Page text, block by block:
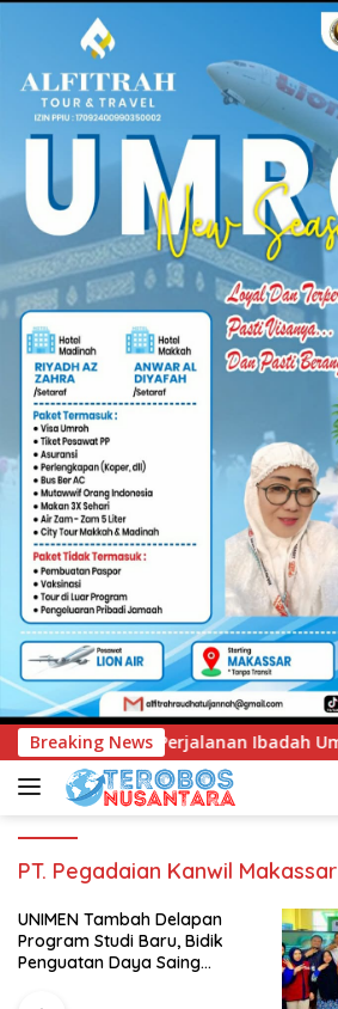
Breaking News
Umrah Tanpa Izin ke Kejaksaan
PT. Pegadaian Kanwil Makassar
UNIMEN Tambah Delapan
Program Studi Baru, Bidik
Penguatan Daya Saing